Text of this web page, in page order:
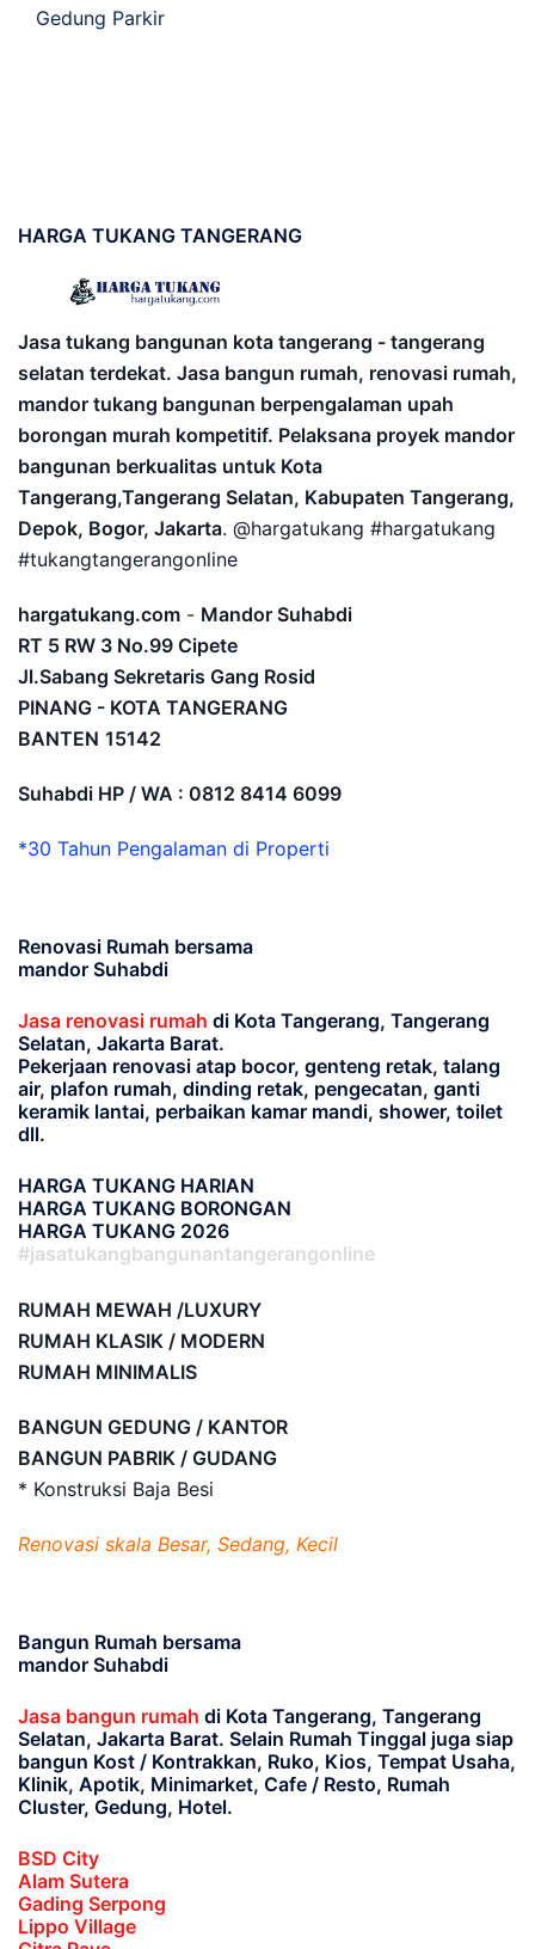
Gedung Parkir
HARGA TUKANG TANGERANG
Jasa tukang bangunan kota tangerang - tangerang
selatan terdekat. Jasa bangun rumah, renovasi rumah,
mandor tukang bangunan berpengalaman upah
borongan murah kompetitif. Pelaksana proyek mandor
bangunan berkualitas untuk Kota
Tangerang,Tangerang Selatan, Kabupaten Tangerang,
Depok, Bogor, Jakarta. @hargatukang #hargatukang
#tukangtangerangonline
hargatukang.com - Mandor Suhabdi
RT 5 RW 3 No.99 Cipete
Jl.Sabang Sekretaris Gang Rosid
PINANG - KOTA TANGERANG
BANTEN 15142
Suhabdi HP / WA : 0812 8414 6099
*30 Tahun Pengalaman di Properti
Renovasi Rumah bersama
mandor Suhabdi
Jasa renovasi rumah di Kota Tangerang, Tangerang
Selatan, Jakarta Barat.
Pekerjaan renovasi atap bocor, genteng retak, talang
air, plafon rumah, dinding retak, pengecatan, ganti
keramik lantai, perbaikan kamar mandi, shower, toilet
dll.
HARGA TUKANG HARIAN
HARGA TUKANG BORONGAN
HARGA TUKANG 2026
#jasatukangbangunantangerangonline
RUMAH MEWAH /LUXURY
RUMAH KLASIK / MODERN
RUMAH MINIMALIS
BANGUN GEDUNG / KANTOR
BANGUN PABRIK / GUDANG
* Konstruksi Baja Besi
Renovasi skala Besar, Sedang, Kecil
Bangun Rumah bersama
mandor Suhabdi
Jasa bangun rumah di Kota Tangerang, Tangerang
Selatan, Jakarta Barat. Selain Rumah Tinggal juga siap
bangun Kost / Kontrakkan, Ruko, Kios, Tempat Usaha,
Klinik, Apotik, Minimarket, Cafe / Resto, Rumah
Cluster, Gedung, Hotel.
BSD City
Alam Sutera
Gading Serpong
Lippo Village